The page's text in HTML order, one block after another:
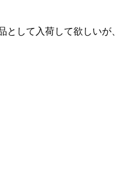
して入荷して欲しいが、